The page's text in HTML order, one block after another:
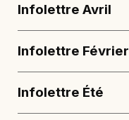
Infolettre Avril
Infolettre Février
Infolettre Été